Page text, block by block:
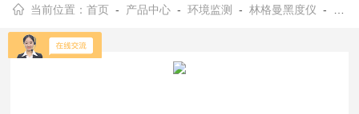
当前位置：首页 - 产品中心 -环境监测 -林格曼黑度仪 - HX-HD-200观测距离：10～2000米 林格曼黑度计